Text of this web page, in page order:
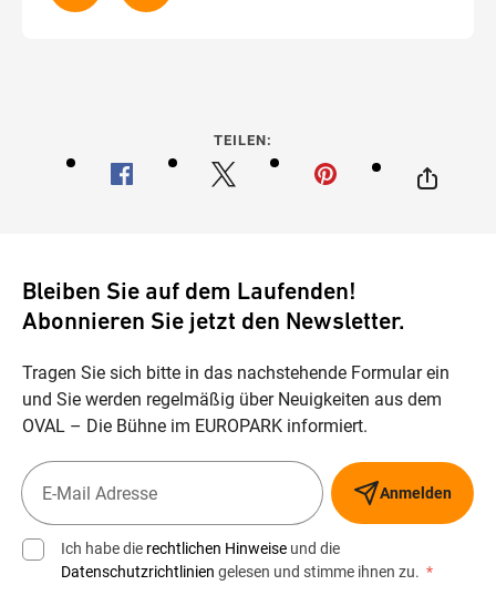
TEILEN:
Bleiben Sie auf dem Laufenden!
Abonnieren Sie jetzt den Newsletter.
Tragen Sie sich bitte in das nachstehende Formular ein
und Sie werden regelmäßig über Neuigkeiten aus dem
OVAL – Die Bühne im EUROPARK informiert.
Anmelden
Ich habe die rechtlichen Hinweise und die
Datenschutzrichtlinien gelesen und stimme ihnen zu. *